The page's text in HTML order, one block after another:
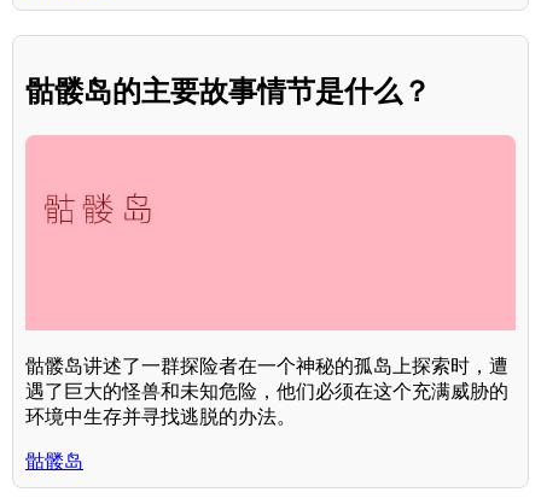
骷髅岛的主要故事情节是什么？
骷髅岛讲述了一群探险者在一个神秘的孤岛上探索时，遭
遇了巨大的怪兽和未知危险，他们必须在这个充满威胁的
环境中生存并寻找逃脱的办法。
骷髅岛